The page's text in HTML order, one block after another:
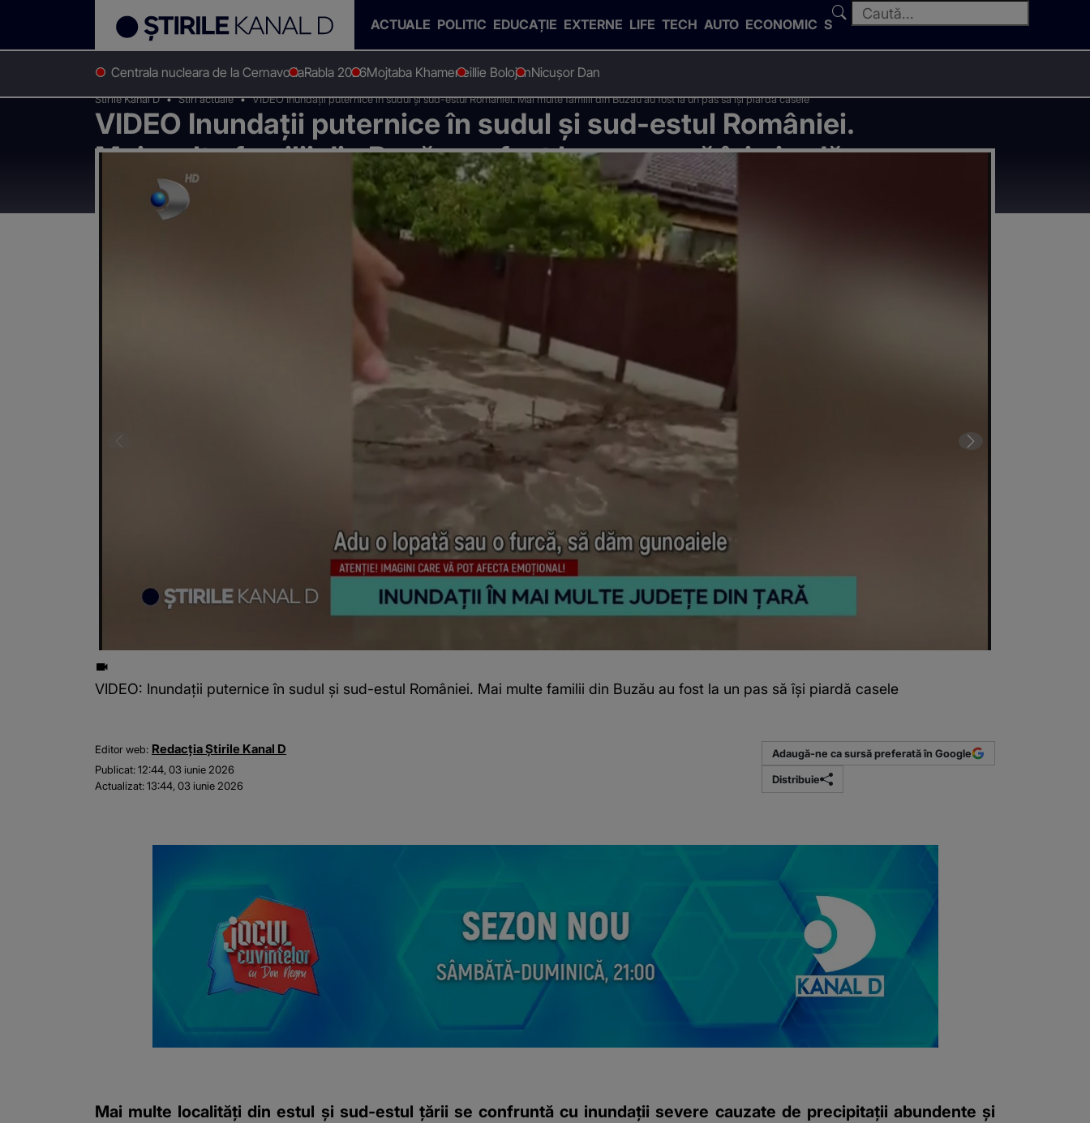
ACTUALE POLITIC EDUCAȚIE EXTERNE LIFE TECH AUTO ECONOMIC SPORT
Centrala nucleara de la CernavodaRabla 2026Mojtaba KhameneiIlie BolojanNicușor Dan
Stirile Kanal D Stiri actuale VIDEO Inundații puternice în sudul și sud-estul României. Mai multe familii din Buzău au fost la un pas să își piardă casele
VIDEO Inundații puternice în sudul și sud-estul României.
Mai multe familii din Buzău au fost la un pas să își piardă
casele
VIDEO: Inundații puternice în sudul și sud-estul României. Mai multe familii din Buzău au fost la un pas să își piardă casele
Editor web: Redacția Știrile Kanal D
Publicat:12:44, 03 iunie 2026
Actualizat:13:44, 03 iunie 2026
Adaugă-ne ca sursă preferată în Google
Distribuie
Mai multe localități din estul și sud-estul țării se confruntă cu inundații severe cauzate de precipitații abundente și